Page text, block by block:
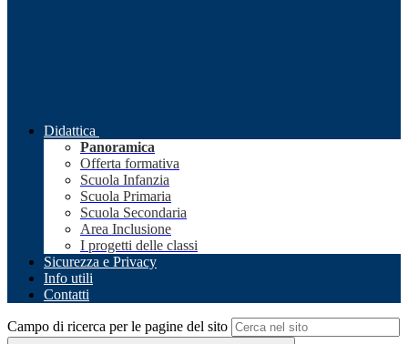
Didattica
Panoramica
Offerta formativa
Scuola Infanzia
Scuola Primaria
Scuola Secondaria
Area Inclusione
I progetti delle classi
Sicurezza e Privacy
Info utili
Contatti
Campo di ricerca per le pagine del sito